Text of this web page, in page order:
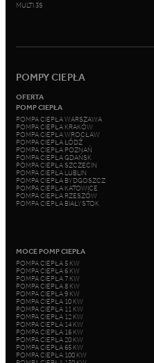
MULTI 3S
POMPY CIEPŁA
OFERTA
POMP CIEPŁA
POMPA CIEPŁA WARSZAWA
POMPA CIEPŁA KRAKÓW
POMPA CIEPŁA WROCŁAW
POMPA CIEPŁA ŁÓDŹ
POMPA CIEPŁA POZNAŃ
POMPA CIEPŁA GDAŃSK
POMPA CIEPŁA SZCZECIN
POMPA CIEPŁA LUBLIN
POMPA CIEPŁA BYDGOSZCZ
POMPA CIEPŁA KATOWICE
POMPA CIEPŁA RZESZÓW
POMPA CIEPŁA BIAŁYSTOK
MOCE POMP CIEPŁA
POMPA CIEPŁA 5 KW
POMPA CIEPŁA 6 KW
POMPA CIEPŁA 7 KW
POMPA CIEPŁA 8 KW
POMPA CIEPŁA 9 KW
POMPA CIEPŁA 10 KW
POMPA CIEPŁA 11 KW
POMPA CIEPŁA 12 KW
POMPA CIEPŁA 14 KW
POMPA CIEPŁA 16 KW
POMPA CIEPŁA 20 KW
POMPA CIEPŁA 65 KW
POMPA CIEPŁA 100 KW